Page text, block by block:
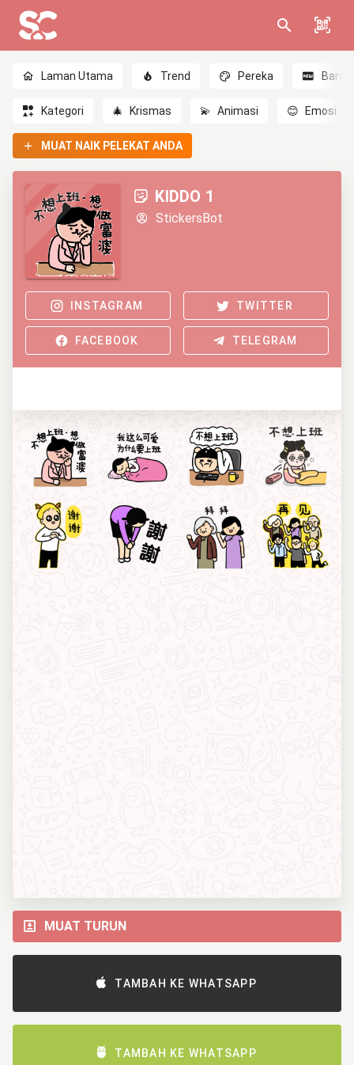
Laman Utama Trend Pereka Baru
Kategori 🎄 Krismas 💫 Animasi 😊 Emosi
MUAT NAIK PELEKAT ANDA
KIDDO 1
StickersBot
INSTAGRAM TWITTER
FACEBOOK TELEGRAM
MUAT TURUN
TAMBAH KE WHATSAPP
TAMBAH KE WHATSAPP